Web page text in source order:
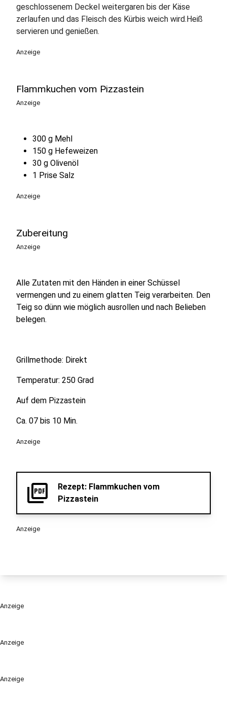
Anzeige
Anzeige
geschlossenem Deckel weitergaren bis der Käse
zerlaufen und das Fleisch des Kürbis weich wird.Heiß
servieren und genießen.
Anzeige
Flammkuchen vom Pizzastein
Anzeige
300 g Mehl
150 g Hefeweizen
30 g Olivenöl
1 Prise Salz
Anzeige
Zubereitung
Anzeige
Alle Zutaten mit den Händen in einer Schüssel
vermengen und zu einem glatten Teig verarbeiten. Den
Teig so dünn wie möglich ausrollen und nach Belieben
belegen.
Grillmethode: Direkt
Temperatur: 250 Grad
Auf dem Pizzastein
Ca. 07 bis 10 Min.
Anzeige
picture_as_pdf
Rezept: Flammkuchen vom
Pizzastein
Anzeige
Anzeige